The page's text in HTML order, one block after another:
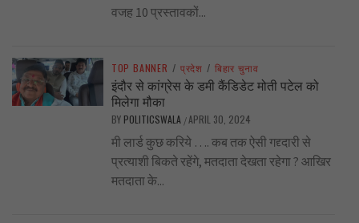
वजह 10 प्रस्तावकों...
TOP BANNER / प्रदेश / बिहार चुनाव
इंदौर से कांग्रेस के डमी कैंडिडेट मोती पटेल को
मिलेगा मौका
BY POLITICSWALA /APRIL 30, 2024
मी लार्ड कुछ करिये …. कब तक ऐसी गद्द्दारी से
प्रत्याशी बिकते रहेंगे, मतदाता देखता रहेगा ? आखिर
मतदाता के...